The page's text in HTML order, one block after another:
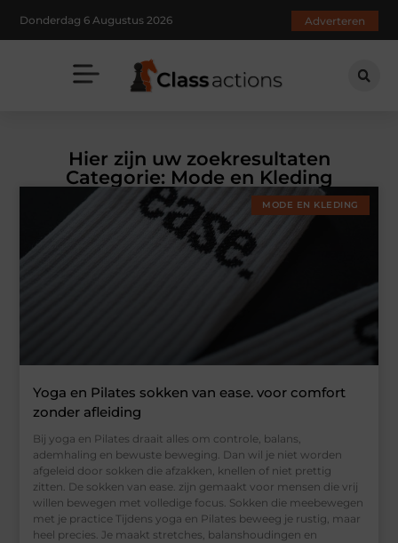
Donderdag 6 Augustus 2026 Adverteren
Hier zijn uw zoekresultaten
Categorie: Mode en Kleding
MODE EN KLEDING
Yoga en Pilates sokken van ease. voor comfort
zonder afleiding
Bij yoga en Pilates draait alles om controle, balans,
ademhaling en bewuste beweging. Dan wil je niet worden
afgeleid door sokken die afzakken, knellen of niet prettig
zitten. De sokken van ease. zijn gemaakt voor mensen die vrij
willen bewegen met volledige focus. Sokken die meebewegen
met je practice Tijdens yoga en Pilates beweeg je rustig, maar
heel precies. Je maakt stretches, balanshoudingen en